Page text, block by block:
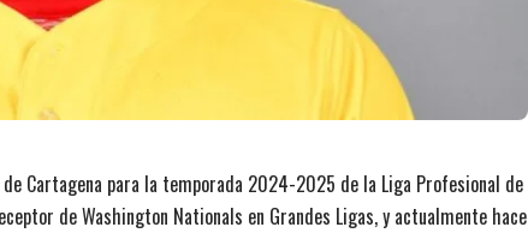
Cartagena para la temporada 2024-2025 de la Liga Profesional de
de Washington Nationals en Grandes Ligas, y actualmente hace